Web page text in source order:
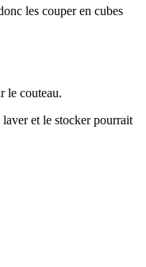
les couper en cubes
le couteau.
laver et le stocker pourrait